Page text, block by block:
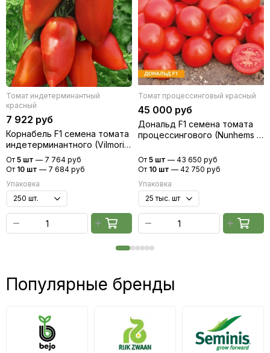
Томат индетерминантный
красный
7 922 руб
Корнабель F1 семена томата
индетерминантного (Vilmorin
/ Вильморин)
От 5 шт — 7 764 руб
От 10 шт — 7 684 руб
Упаковка
Томат процессинговый красный
45 000 руб
Дональд F1 семена томата
процессингового (Nunhems /
От 5 шт — 43 650 руб
От 10 шт — 42 750 руб
Упаковка
Популярные бренды